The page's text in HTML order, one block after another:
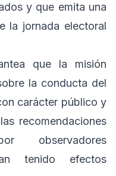
y que emita una
la jornada electoral
que la misión
la conducta del
carácter público y
recomendaciones
observadores
tenido efectos